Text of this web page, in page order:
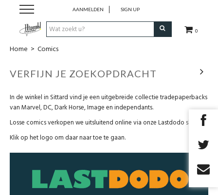
0
AANMELDEN SIGN UP
Strips
Comics
Nieuwsberichten
RPG Sale
Home > Comics
VERFIJN JE ZOEKOPDRACHT
In de winkel in Sittard vind je een uitgebreide collectie tradepaperbacks
van Marvel, DC, Dark Horse, Image en independants.
Losse comics verkopen we uitsluitend online via onze Lastdodo shop.
Klik op het logo om daar naar toe te gaan.